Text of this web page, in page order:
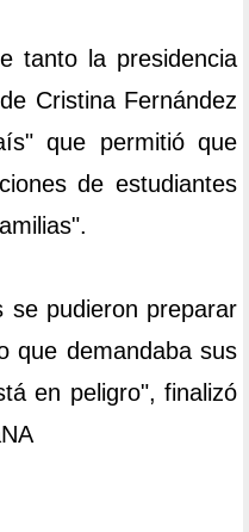
tanto la presidencia
Cristina Fernández
que permitió que
de estudiantes
se pudieron preparar
que demandaba sus
en peligro", finalizó